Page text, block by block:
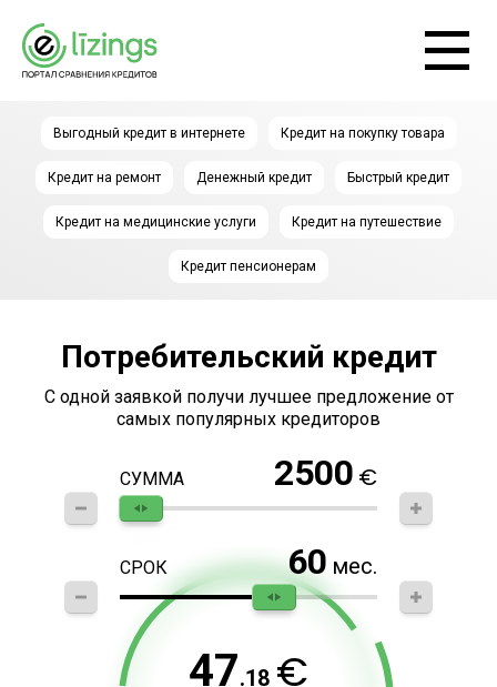
Выгодный кредит в интернете Кредит на покупку товара
Кредит на ремонт Денежный кредит Быстрый кредит
Кредит на медицинские услуги Кредит на путешествие
Кредит пенсионерам
Потребительский кредит
С одной заявкой получи лучшее предложение от
самых популярных кредиторов
СУММА 2500 €
СРОК 60 мес.
47.18 €